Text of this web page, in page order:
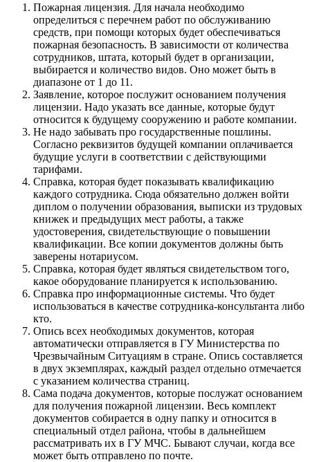
Пожарная лицензия. Для начала необходимо
определиться с перечнем работ по обслуживанию
средств, при помощи которых будет обеспечиваться
пожарная безопасность. В зависимости от количества
сотрудников, штата, который будет в организации,
выбирается и количество видов. Оно может быть в
диапазоне от 1 до 11.
Заявление, которое послужит основанием получения
лицензии. Надо указать все данные, которые будут
относится к будущему сооружению и работе компании.
Не надо забывать про государственные пошлины.
Согласно реквизитов будущей компании оплачивается
будущие услуги в соответствии с действующими
тарифами.
Справка, которая будет показывать квалификацию
каждого сотрудника. Сюда обязательно должен войти
диплом о получении образования, выписки из трудовых
книжек и предыдущих мест работы, а также
удостоверения, свидетельствующие о повышении
квалификации. Все копии документов должны быть
заверены нотариусом.
Справка, которая будет являться свидетельством того,
какое оборудование планируется к использованию.
Справка про информационные системы. Что будет
использоваться в качестве сотрудника-консультанта либо
кто.
Опись всех необходимых документов, которая
автоматически отправляется в ГУ Министерства по
Чрезвычайным Ситуациям в стране. Опись составляется
в двух экземплярах, каждый раздел отдельно отмечается
с указанием количества страниц.
Сама подача документов, которые послужат основанием
для получения пожарной лицензии. Весь комплект
документов собирается в одну папку и относится в
специальный отдел района, чтобы в дальнейшем
рассматривать их в ГУ МЧС. Бывают случаи, когда все
может быть отправлено по почте.